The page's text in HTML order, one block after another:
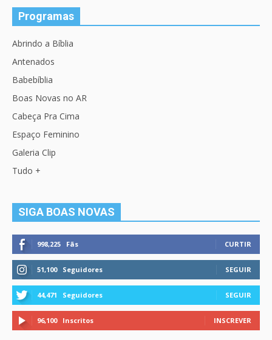
Programas
Abrindo a Bíblia
Antenados
Babebíblia
Boas Novas no AR
Cabeça Pra Cima
Espaço Feminino
Galeria Clip
Tudo +
SIGA BOAS NOVAS
998,225 Fãs CURTIR
51,100 Seguidores SEGUIR
44,471 Seguidores SEGUIR
96,100 Inscritos INSCREVER